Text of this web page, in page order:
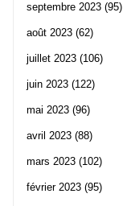
septembre 2023 (95)
août 2023 (62)
juillet 2023 (106)
juin 2023 (122)
mai 2023 (96)
avril 2023 (88)
mars 2023 (102)
février 2023 (95)